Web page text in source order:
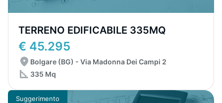
TERRENO EDIFICABILE 335MQ
€ 45.295
Bolgare (BG) - Via Madonna Dei Campi 2
335 Mq
Suggerimento